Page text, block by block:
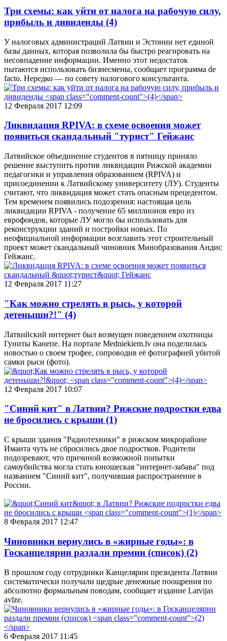
Три схемы: как уйти от налога на рабочую силу,
прибыль и дивиденды (4)
У налоговых администраций Латвии и Эстонии нет единой
базы данных, которая позволила бы быстро реагировать на
несовпадение информации. Именно этот недостаток
пытаются использовать бизнесмены, сообщает программа de
facto. Нередко — по совету налогового консультанта.
12 Февраля 2017 12:09
Ликвидация RPIVA: в схеме освоения может
появиться скандальный "турист" Гейжанс
Латвийское объединение студентов в пятницу приняло
решение выступить против ликвидации Рижской академии
педагогики и управления образованием (RPIVA) и
присоединении к Латвийскому университету (ЛУ). Студенты
считают, что ликвидация может стать опасным прецедентом.
Тем временем появились подозрения: настоящая цель
ликвидации RPIVA - получение 65 миллионов евро из
еврофондов, которые ЛУ могло бы использовать для
реконструкции зданий и постройки новых. По
неофициальной информации возглавить этот строительный
проект может скандальный чиновник Минобразования Андис
Гейжанс.
12 Февраля 2017 11:27
"Как можно стрелять в рысь, у которой
детеныши?!" (4)
Латвийский интернет был возмущен поведением охотницы
Гуниты Канепе. На портале Medniekiem.lv она поделилась
новостью о своем трофее, сопроводив её фотографией убитой
самки рыси (фото).
12 Февраля 2017 10:07
"Синий кит" в Латвии? Рижские подростки едва
не бросились с крыши (1)
С крыши здания "Радиотехники" в рижском микрорайоне
Иманта чуть не сбросились двое подростков. Родители
подозревают, что причиной возможной попытки
самоубийства могла стать юношеская "интернет-забава" под
названием "Синий кит", получившая распространение в
России.
8 Февраля 2017 12:47
Чиновники вернулись в «жирные годы»: в
Госканцелярии раздали премии (список) (2)
В прошлом году сотрудники Канцелярии президента Латвии
систематически получали щедрые денежные поощрения по
абсолютно формальным поводам, сообщает издание Latvijas
avīze.
6 Февраля 2017 11:45